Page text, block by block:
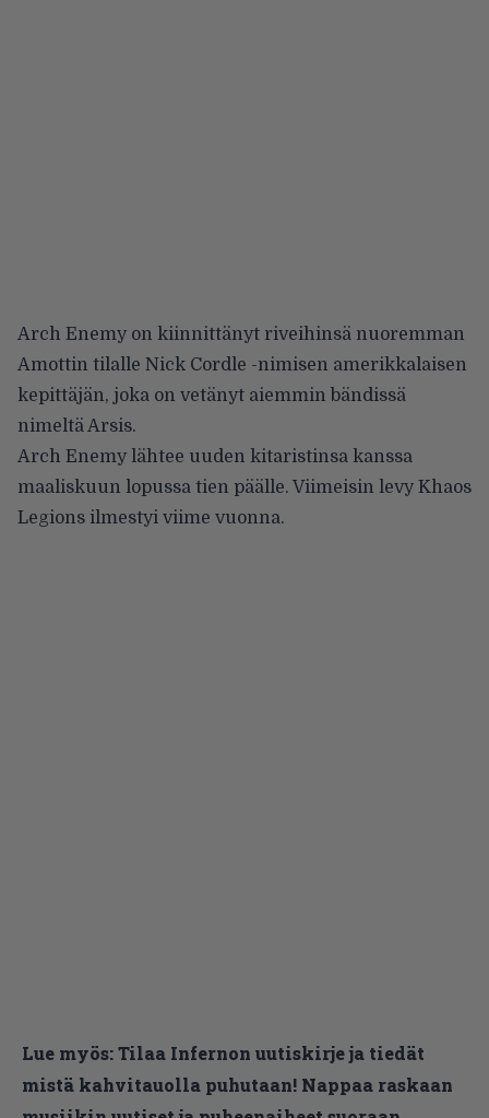
Arch Enemy on kiinnittänyt riveihinsä nuoremman
Amottin tilalle Nick Cordle -nimisen amerikkalaisen
kepittäjän, joka on vetänyt aiemmin bändissä
nimeltäArsis.
Arch Enemy lähtee uuden kitaristinsa kanssa
maaliskuun lopussa tien päälle. Viimeisin levy Khaos
Legions ilmestyi viime vuonna.
Lue myös:Tilaa Infernon uutiskirje ja tiedät
mistä kahvitauolla puhutaan! Nappaa raskaan